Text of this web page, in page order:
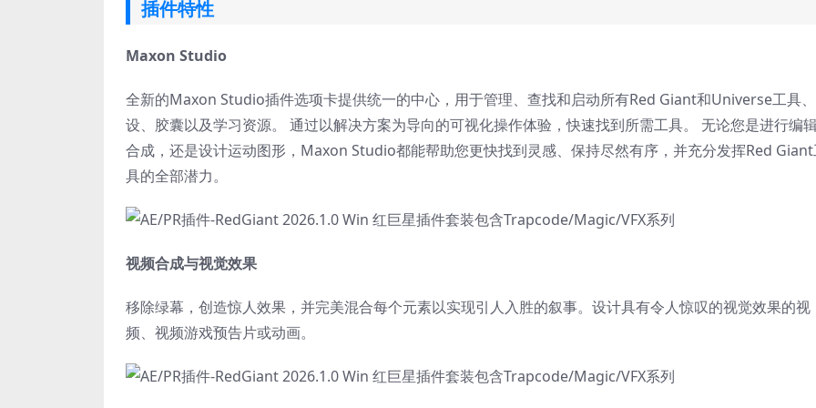
插件特性
Maxon Studio
全新的Maxon Studio插件选项卡提供统一的中心，用于管理、查找和启动所有Red Giant和Universe工具
设、胶囊以及学习资源。 通过以解决方案为导向的可视化操作体验，快速找到所需工具。 无论您是进行编
合成，还是设计运动图形，Maxon Studio都能帮助您更快找到灵感、保持尽然有序，并充分发挥Red
具的全部潜力。
视频合成与视觉效果
移除绿幕，创造惊人效果，并完美混合每个元素以实现引人入胜的叙事。设计具有令人惊叹的视觉效果的视
频、视频游戏预告片或动画。